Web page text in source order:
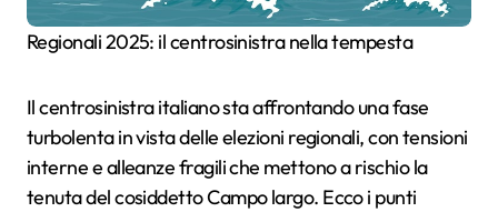
Regionali 2025: il centrosinistra nella tempesta
Il centrosinistra italiano sta affrontando una fase
turbolenta in vista delle elezioni regionali, con tensioni
interne e alleanze fragili che mettono a rischio la
tenuta del cosiddetto Campo largo. Ecco i punti